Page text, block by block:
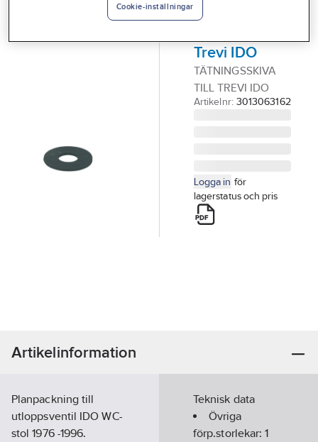
till
Trevi IDO
TÄTNINGSSKIVA
TILL TREVI IDO
Artikelnr: 3013063162
Logga in för
lagerstatus och pris
Artikelinformation
Planpackning till
utloppsventil IDO WC-
stol 1976 -1996.
Teknisk data
Övriga
förp.storlekar:1
Cookie-inställningar